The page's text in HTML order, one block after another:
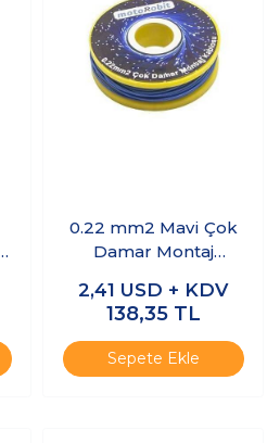
0.22 mm2 Mavi Çok
Damar Montaj
2,41 USD + KDV
138,35 TL
Sepete Ekle